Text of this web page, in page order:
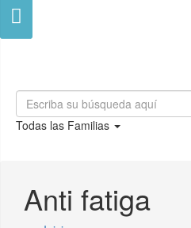

Todas las Familias
Anti fatiga